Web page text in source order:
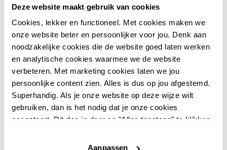
Deze website maakt gebruik van cookies
Cookies, lekker en functioneel. Met cookies maken we
onze website beter en persoonlijker voor jou. Denk aan
noodzakelijke cookies die de website goed laten werken
en analytische cookies waarmee we de website
verbeteren. Met marketing cookies laten we jou
persoonlijke content zien. Alles is dus op jou afgestemd.
Superhandig. Als je onze website op deze wijze wilt
gebruiken, dan is het nodig dat je onze cookies
accepteert. Dit doe je door op "Alles toestaan" te klikken.
website niet optimaal functioneert.
Aanpassen